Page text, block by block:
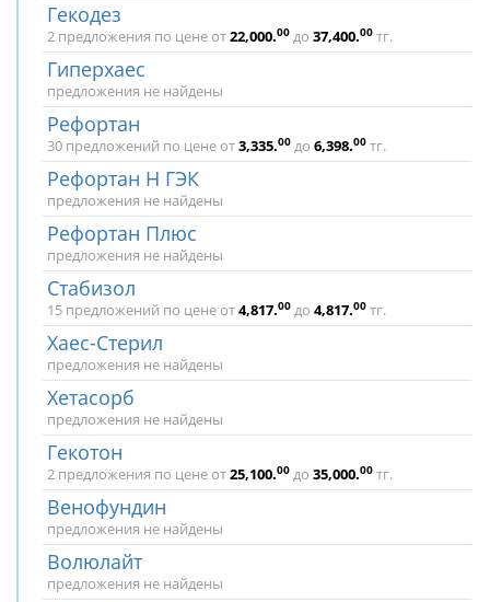
Гекодез
2 предложения по цене от22,000.00 до 37,400.00 тг.
Гиперхаес
предложения не найдены
Рефортан
30 предложений по цене от3,335.00 до 6,398.00 тг.
Рефортан Н ГЭК
предложения не найдены
Рефортан Плюс
предложения не найдены
Стабизол
15 предложений по цене от4,817.00 до 4,817.00 тг.
Хаес-Стерил
предложения не найдены
Хетасорб
предложения не найдены
Гекотон
2 предложения по цене от25,100.00 до 35,000.00 тг.
Венофундин
предложения не найдены
Волюлайт
предложения не найдены